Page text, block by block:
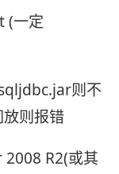
(一定
则不
则报错
R2(或其